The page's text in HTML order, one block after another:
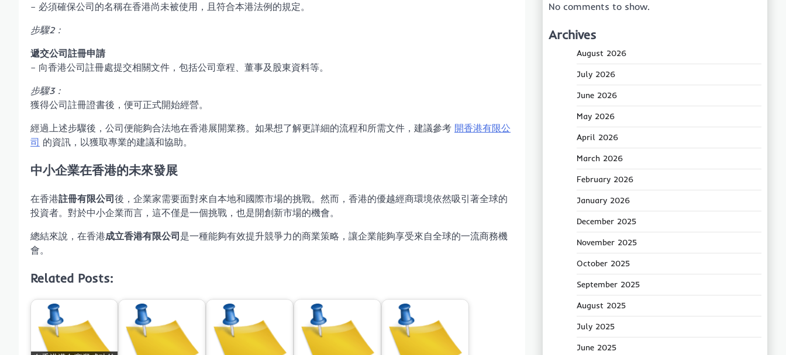
– 必須確保公司的名稱在香港尚未被使用，且符合本港法例的規定。
步驟2：
遞交公司註冊申請
– 向香港公司註冊處提交相關文件，包括公司章程、董事及股東資料等。
步驟3：
獲得公司註冊證書後，便可正式開始經營。
經過上述步驟後，公司便能夠合法地在香港展開業務。如果想了解更詳細的流程和所需文件，建議參考 開香港有限公
司 的資訊，以獲取專業的建議和協助。
中小企業在香港的未來發展
在香港註冊有限公司後，企業家需要面對來自本地和國際市場的挑戰。然而，香港的優越經商環境依然吸引著全球的
投資者。對於中小企業而言，這不僅是一個挑戰，也是開創新市場的機會。
總結來說，在香港成立香港有限公司是一種能夠有效提升競爭力的商業策略，讓企業能夠享受來自全球的一流商務機
會。
Related Posts:
No comments to show.
Archives
August 2026
July 2026
June 2026
May 2026
April 2026
March 2026
February 2026
January 2026
December 2025
November 2025
October 2025
September 2025
August 2025
July 2025
June 2025